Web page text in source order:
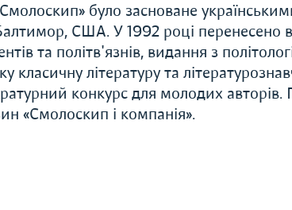
було засноване
США. У 1992 році перенесено
та політв'язнів, видання з
класичну літературу та
конкурс для молодих
«Смолоскип і компанія».